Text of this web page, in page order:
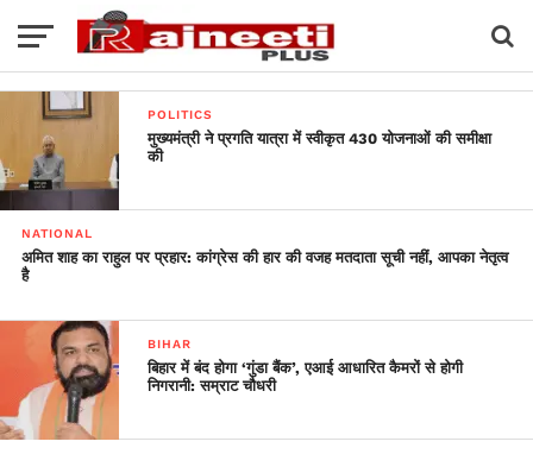
POLITICS
मुख्यमंत्री ने प्रगति यात्रा में स्वीकृत 430 योजनाओं की समीक्षा
की
NATIONAL
अमित शाह का राहुल पर प्रहार: कांग्रेस की हार की वजह मतदाता सूची नहीं, आपका नेतृत्व
है
BIHAR
बिहार में बंद होगा ‘गुंडा बैंक’, एआई आधारित कैमरों से होगी
निगरानी: सम्राट चौधरी